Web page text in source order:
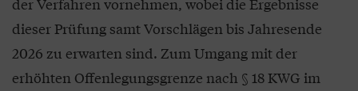
dieser Prüfung samt Vorschlägen bis Jahresende
2026 zu erwarten sind. Zum Umgang mit der
erhöhten Offenlegungsgrenze nach § 18 KWG im